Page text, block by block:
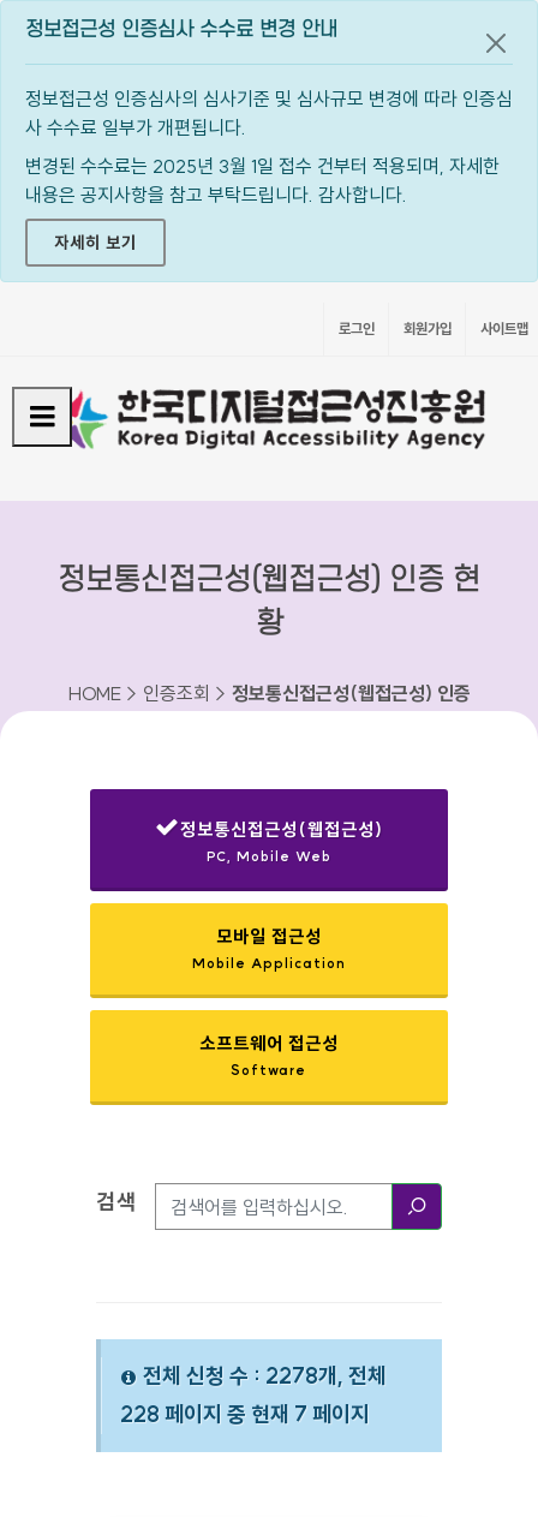
정보접근성 인증심사 수수료 변경 안내
정보접근성 인증심사의 심사기준 및 심사규모 변경에 따라 인증심
사 수수료 일부가 개편됩니다.
변경된 수수료는 2025년 3월 1일 접수 건부터 적용되며, 자세한
내용은 공지사항을 참고 부탁드립니다. 감사합니다.
자세히 보기
공지
로그인 회원가입 사이트맵
정보통신접근성(웹접근성) 인증 현
황
HOME > 인증조회 > 정보통신접근성(웹접근성) 인증
정보통신접근성(웹접근성)
PC, Mobile Web
모바일 접근성
Mobile Application
소프트웨어 접근성
Software
검색옵션
검색
전체 신청 수 : 2278개, 전체
228 페이지 중 현재 7 페이지